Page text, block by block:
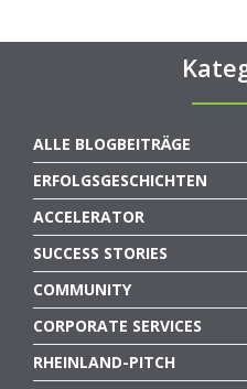
ALLE BLOGBEITRÄGE
ERFOLGSGESCHICHTEN
ACCELERATOR
SUCCESS STORIES
COMMUNITY
CORPORATE SERVICES
RHEINLAND-PITCH